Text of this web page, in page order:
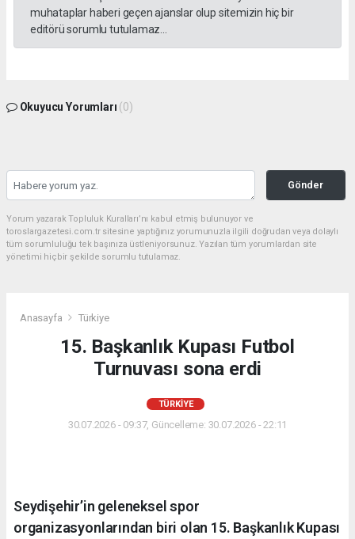
muhataplar haberi geçen ajanslar olup sitemizin hiç bir
editörü sorumlu tutulamaz...
Okuyucu Yorumları (0)
Gönder
Yorum yazarak Topluluk Kuralları’nı kabul etmiş bulunuyor ve
toroslargazetesi.com.tr sitesine yaptığınız yorumunuzla ilgili doğrudan veya dolaylı
tüm sorumluluğu tek başınıza üstleniyorsunuz. Yazılan tüm yorumlardan site
yönetimi hiçbir şekilde sorumlu tutulamaz.
Anasayfa Türkiye
15. Başkanlık Kupası Futbol
Turnuvası sona erdi
TÜRKIYE
30.07.2026 - 09:37, Güncelleme: 30.07.2026 - 22:11
Seydişehir’in geleneksel spor
organizasyonlarından biri olan 15. Başkanlık Kupası